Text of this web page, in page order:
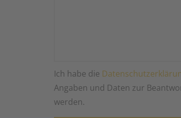
Ich habe die
Angaben und Daten zur
werden.